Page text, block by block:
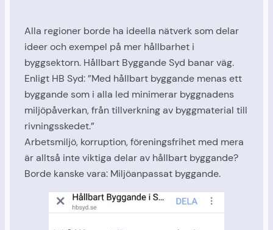
Alla regioner borde ha ideella nätverk som delar
ideer och exempel på mer hållbarhet i
byggsektorn. Hållbart Byggande Syd banar väg.
Enligt HB Syd: ”Med hållbart byggande menas ett
byggande som i alla led minimerar byggnadens
miljöpåverkan, från tillverkning av byggmaterial till
rivningsskedet.”
Arbetsmiljö, korruption, föreningsfrihet med mera
är alltså inte viktiga delar av hållbart byggande?
Borde kanske vara: Miljöanpassat byggande.